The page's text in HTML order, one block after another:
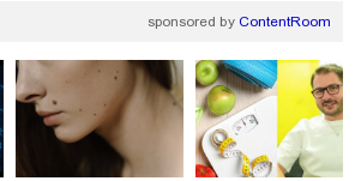
რა მანძილზე აფიქსირებს კამერა
გზებზე მანქანის სიჩქარეს -
მითები ფოტორადარებზე
sponsored by ContentRoom